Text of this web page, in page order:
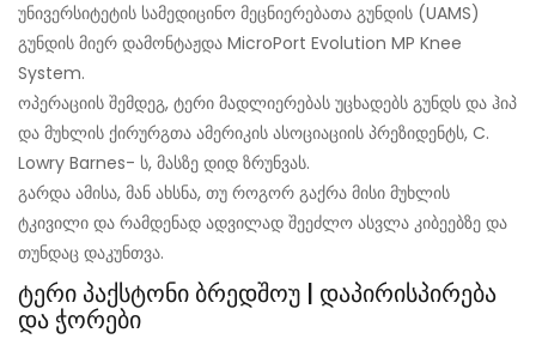
უნივერსიტეტის სამედიცინო მეცნიერებათა გუნდის (UAMS)
გუნდის მიერ დამონტაჟდა MicroPort Evolution MP Knee
System.
ოპერაციის შემდეგ, ტერი მადლიერებას უცხადებს გუნდს და ჰიპ
და მუხლის ქირურგთა ამერიკის ასოციაციის პრეზიდენტს, C.
Lowry Barnes- ს, მასზე დიდ ზრუნვას.
გარდა ამისა, მან ახსნა, თუ როგორ გაქრა მისი მუხლის
ტკივილი და რამდენად ადვილად შეეძლო ასვლა კიბეებზე და
თუნდაც დაკუნთვა.
ტერი პაქსტონი ბრედშოუ | დაპირისპირება
და ჭორები